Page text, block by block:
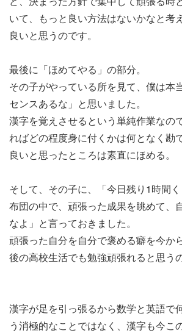
いて、もっと良い方法はないかなと考
良いと思うのです。
最後に「ほめてやる」の部分。
その子がやっている所を見て、僕は本
センスあるな」と思いました。
漢字を覚えさせるという単純作業なの
ればどの程度身に付くかは何となく勘
良いと思ったところは素直にほめる。
そして、その子に、「今日残り1時間く
布団の中で、頑張った成果を眺めて、
なよ」と言っておきました。
頑張った自分を自分で褒める癖を今か
後の高校生活でも勉強頑張れると思う
漢字が足を引っ張るから数学と英語で
う消極的なことではなく、漢字も今こ